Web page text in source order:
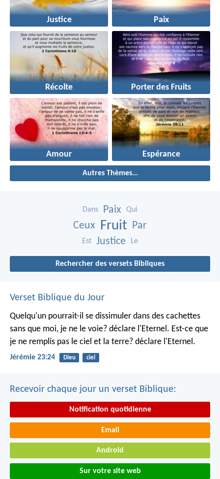
Justice Paix
Récolte Porter des Fruits
Amour Espérance
Autres Thèmes...
Dans Paix Qui
Ceux Fruit Par
Est Justice Le
Rechercher des versets Bibliques
Verset Biblique du Jour
Quelqu'un pourrait-il se dissimuler dans des cachettes
sans que moi, je ne le voie? déclare l'Eternel. Est-ce que
je ne remplis pas le ciel et la terre? déclare l'Eternel.
Jérémie 23:24 Dieu ciel
Recevoir chaque jour un verset Biblique:
Notification quotidienne
Email
Android
Sur votre site web